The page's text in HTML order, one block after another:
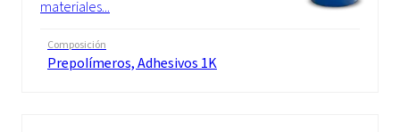
materiales...
Composición
Prepolímeros, Adhesivos 1K